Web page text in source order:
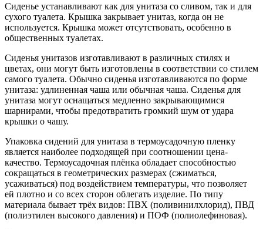
Сиденье устанавливают как для унитаза со сливом, так и для
сухого туалета. Крышка закрывает унитаз, когда он не
используется. Крышка может отсутствовать, особенно в
общественных туалетах.
Сиденья унитазов изготавливают в различных стилях и
цветах, они могут быть изготовлены в соответствии со стилем
самого туалета. Обычно сиденья изготавливаются по форме
унитаза: удлиненная чаша или обычная чаша. Сиденья для
унитаза могут оснащаться медленно закрывающимися
шарнирами, чтобы предотвратить громкий шум от удара
крышки о чашу.
Упаковка сидений для унитаза в термоусадочную пленку
является наиболее подходящей при соотношении цена-
качество. Термоусадочная плёнка обладает способностью
сокращаться в геометрических размерах (сжиматься,
усаживаться) под воздействием температуры, что позволяет
ей плотно и со всех сторон облегать изделие. По типу
материала бывает трёх видов: ПВХ (поливинилхлорид), ПВД
(полиэтилен высокого давления) и ПОФ (полиолефиновая).